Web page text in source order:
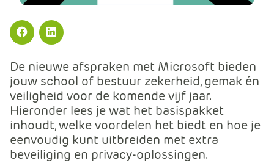
.
t
.
r
FacebookLinkedIn
De nieuwe afspraken met Microsoft bieden
jouw school of bestuur zekerheid, gemak én
veiligheid voor de komende vijf jaar.
Hieronder lees je wat het basispakket
inhoudt, welke voordelen het biedt en hoe je
eenvoudig kunt uitbreiden met extra
beveiliging en privacy-oplossingen.